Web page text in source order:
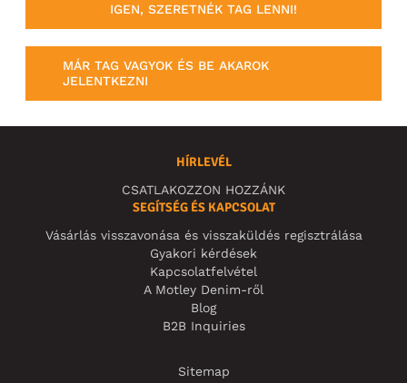
IGEN, SZERETNÉK TAG LENNI!
MÁR TAG VAGYOK ÉS BE AKAROK
JELENTKEZNI
HÍRLEVÉL
CSATLAKOZZON HOZZÁNK
SEGÍTSÉG ÉS KAPCSOLAT
Vásárlás visszavonása és visszaküldés regisztrálása
Gyakori kérdések
Kapcsolatfelvétel
A Motley Denim-ről
Blog
B2B Inquiries
Sitemap